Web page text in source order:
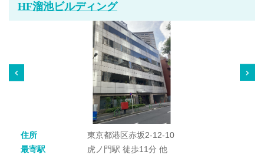
HF溜池ビルディング
住所
東京都港区赤坂2-12-10
最寄駅
虎ノ門駅 徒歩11分 他